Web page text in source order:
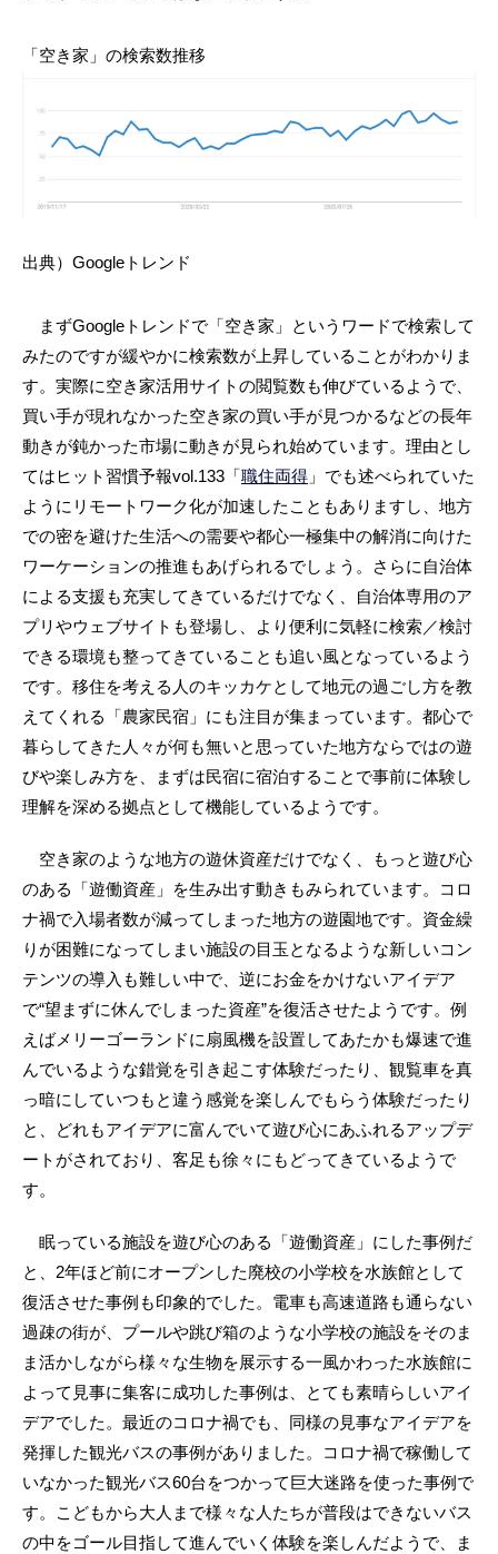
「空き家」の検索数推移
出典）Googleトレンド
まずGoogleトレンドで「空き家」というワードで検索して
みたのですが緩やかに検索数が上昇していることがわかりま
す。実際に空き家活用サイトの閲覧数も伸びているようで、
買い手が現れなかった空き家の買い手が見つかるなどの長年
動きが鈍かった市場に動きが見られ始めています。理由とし
てはヒット習慣予報vol.133「職住両得 」でも述べられていた
ようにリモートワーク化が加速したこともありますし、地方
での密を避けた生活への需要や都心一極集中の解消に向けた
ワーケーションの推進もあげられるでしょう。さらに自治体
による支援も充実してきているだけでなく、自治体専用のア
プリやウェブサイトも登場し、より便利に気軽に検索／検討
できる環境も整ってきていることも追い風となっているよう
です。移住を考える人のキッカケとして地元の過ごし方を教
えてくれる「農家民宿」にも注目が集まっています。都心で
暮らしてきた人々が何も無いと思っていた地方ならではの遊
びや楽しみ方を、まずは民宿に宿泊することで事前に体験し
理解を深める拠点として機能しているようです。
空き家のような地方の遊休資産だけでなく、もっと遊び心
のある「遊働資産」を生み出す動きもみられています。コロ
ナ禍で入場者数が減ってしまった地方の遊園地です。資金繰
りが困難になってしまい施設の目玉となるような新しいコン
テンツの導入も難しい中で、逆にお金をかけないアイデア
で“望まずに休んでしまった資産”を復活させたようです。例
えばメリーゴーランドに扇風機を設置してあたかも爆速で進
んでいるような錯覚を引き起こす体験だったり、観覧車を真
っ暗にしていつもと違う感覚を楽しんでもらう体験だったり
と、どれもアイデアに富んでいて遊び心にあふれるアップデ
ートがされており、客足も徐々にもどってきているようで
す。
眠っている施設を遊び心のある「遊働資産」にした事例だ
と、2年ほど前にオープンした廃校の小学校を水族館として
復活させた事例も印象的でした。電車も高速道路も通らない
過疎の街が、プールや跳び箱のような小学校の施設をそのま
ま活かしながら様々な生物を展示する一風かわった水族館に
よって見事に集客に成功した事例は、とても素晴らしいアイ
デアでした。最近のコロナ禍でも、同様の見事なアイデアを
発揮した観光バスの事例がありました。コロナ禍で稼働して
いなかった観光バス60台をつかって巨大迷路を使った事例で
す。こどもから大人まで様々な人たちが普段はできないバス
の中をゴール目指して進んでいく体験を楽しんだようで、ま